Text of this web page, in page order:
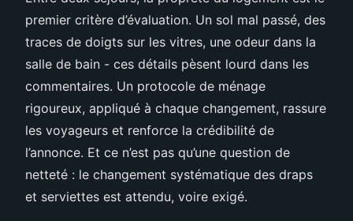
premier critère d’évaluation. Un sol mal passé, des
traces de doigts sur les vitres, une odeur dans la
salle de bain - ces détails pèsent lourd dans les
commentaires. Un protocole de ménage
rigoureux, appliqué à chaque changement, rassure
les voyageurs et renforce la crédibilité de
l’annonce. Et ce n’est pas qu’une question de
netteté : le changement systématique des draps
et serviettes est attendu, voire exigé.